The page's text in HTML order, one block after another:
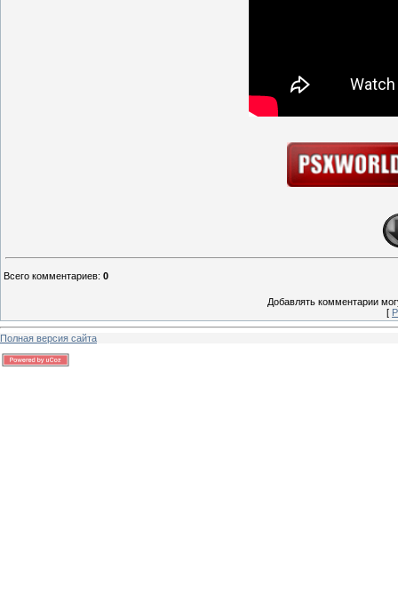
Всего комментариев: 0
Добавлять комментарии
[
Полная версия сайта